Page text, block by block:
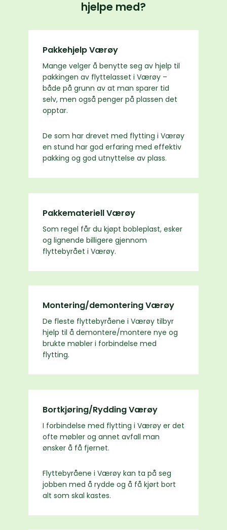
hjelpe med?
Pakkehjelp Værøy
Mange velger å benytte seg av hjelp til
pakkingen av flyttelasset i Værøy –
både på grunn av at man sparer tid
selv, men også penger på plassen det
opptar.
De som har drevet med flytting i Værøy
en stund har god erfaring med effektiv
pakking og god utnyttelse av plass.
Pakkemateriell Værøy
Som regel får du kjøpt bobleplast, esker
og lignende billigere gjennom
flyttebyrået i Værøy.
Montering/demontering Værøy
De fleste flyttebyråene i Værøy tilbyr
hjelp til å demontere/montere nye og
brukte møbler i forbindelse med
flytting.
Bortkjøring/Rydding Værøy
I forbindelse med flytting i Værøy er det
ofte møbler og annet avfall man
ønsker å få fjernet.
Flyttebyråene i Værøy kan ta på seg
jobben med å rydde og å få kjørt bort
alt som skal kastes.